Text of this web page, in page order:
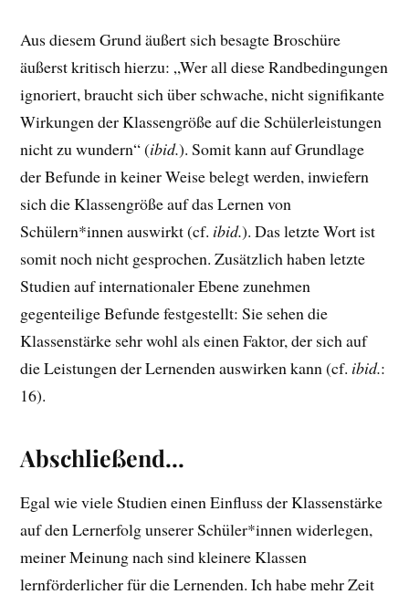
Aus diesem Grund äußert sich besagte Broschüre
äußerst kritisch hierzu: „Wer all diese Randbedingungen
ignoriert, braucht sich über schwache, nicht signifikante
Wirkungen der Klassengröße auf die Schülerleistungen
nicht zu wundern“ (ibid.). Somit kann auf Grundlage
der Befunde in keiner Weise belegt werden, inwiefern
sich die Klassengröße auf das Lernen von
Schülern*innen auswirkt (cf. ibid.). Das letzte Wort ist
somit noch nicht gesprochen. Zusätzlich haben letzte
Studien auf internationaler Ebene zunehmen
gegenteilige Befunde festgestellt: Sie sehen die
Klassenstärke sehr wohl als einen Faktor, der sich auf
die Leistungen der Lernenden auswirken kann (cf. ibid.:
16).
Abschließend…
Egal wie viele Studien einen Einfluss der Klassenstärke
auf den Lernerfolg unserer Schüler*innen widerlegen,
meiner Meinung nach sind kleinere Klassen
lernförderlicher für die Lernenden. Ich habe mehr Zeit